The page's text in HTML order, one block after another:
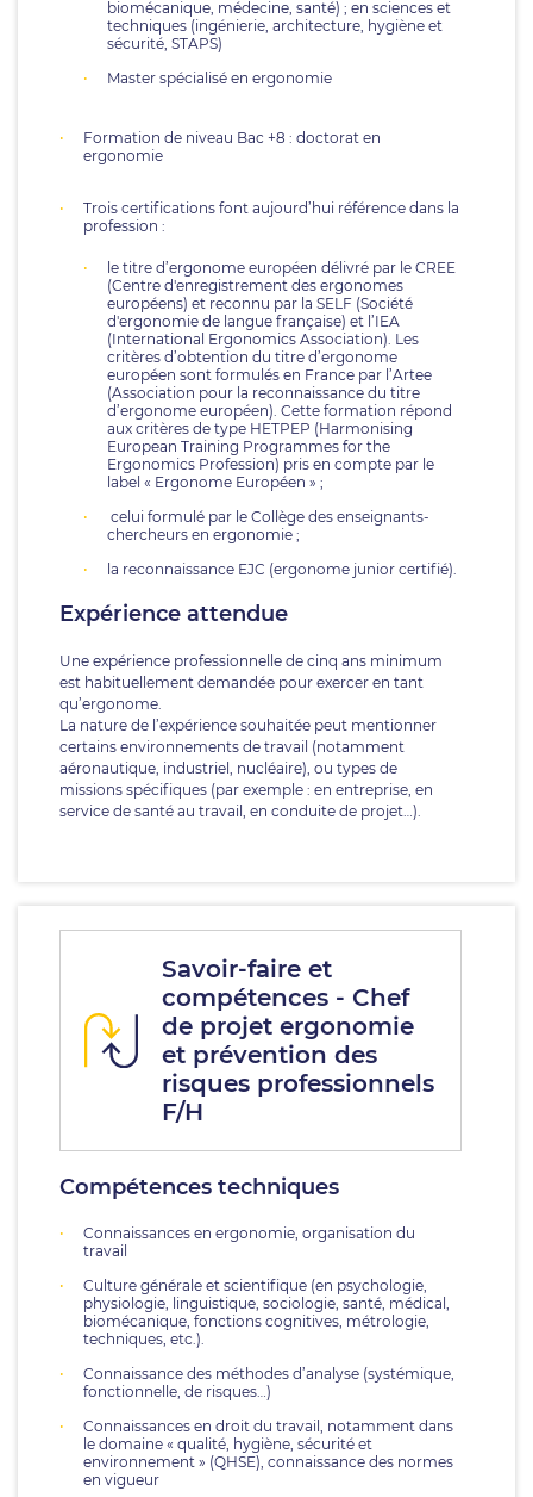
biomécanique, médecine, santé) ; en sciences et
techniques (ingénierie, architecture, hygiène et
sécurité, STAPS)
Master spécialisé en ergonomie
Formation de niveau Bac +8 : doctorat en
ergonomie
Trois certifications font aujourd’hui référence dans la
profession :
le titre d’ergonome européen délivré par le CREE
(Centre d'enregistrement des ergonomes
européens) et reconnu par la SELF (Société
d'ergonomie de langue française) et l’IEA
(International Ergonomics Association). Les
critères d’obtention du titre d’ergonome
européen sont formulés en France par l’Artee
(Association pour la reconnaissance du titre
d’ergonome européen). Cette formation répond
aux critères de type HETPEP (Harmonising
European Training Programmes for the
Ergonomics Profession) pris en compte par le
label « Ergonome Européen » ;
celui formulé par le Collège des enseignants-
chercheurs en ergonomie ;
la reconnaissance EJC (ergonome junior certifié).
Expérience attendue
Une expérience professionnelle de cinq ans minimum
est habituellement demandée pour exercer en tant
qu’ergonome.
La nature de l’expérience souhaitée peut mentionner
certains environnements de travail (notamment
aéronautique, industriel, nucléaire), ou types de
missions spécifiques (par exemple : en entreprise, en
service de santé au travail, en conduite de projet…).
Savoir-faire et
compétences - Chef
de projet ergonomie
et prévention des
risques professionnels
F/H
Compétences techniques
Connaissances en ergonomie, organisation du
travail
Culture générale et scientifique (en psychologie,
physiologie, linguistique, sociologie, santé, médical,
biomécanique, fonctions cognitives, métrologie,
techniques, etc.).
Connaissance des méthodes d’analyse (systémique,
fonctionnelle, de risques…)
Connaissances en droit du travail, notamment dans
le domaine « qualité, hygiène, sécurité et
environnement » (QHSE), connaissance des normes
en vigueur